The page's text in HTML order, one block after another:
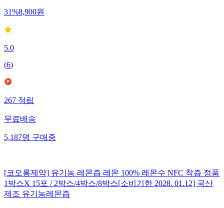
31%8,900원
5.0
(6)
267적립
무료배송
5,187명구매중
[코오롱제약] 유기농 레몬즙 레몬 100% 레몬수 NFC 착즙 정품
1박스X 15포 / 2박스/4박스/8박스[소비기한 2028. 01.12] 국산
제조 유기농레몬즙